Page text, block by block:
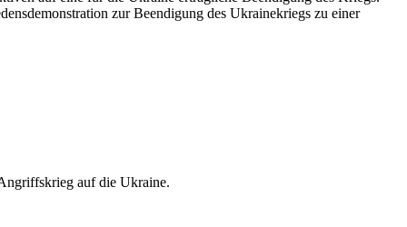
zur Beendigung des Ukrainekriegs zu einer
auf die Ukraine.